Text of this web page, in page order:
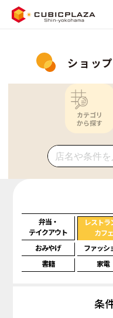
ショッ
カテゴリ
から探す
弁当・
テイクアウト
レストラ
カフェ
おみやげ ファッシ
書籍
家電
条